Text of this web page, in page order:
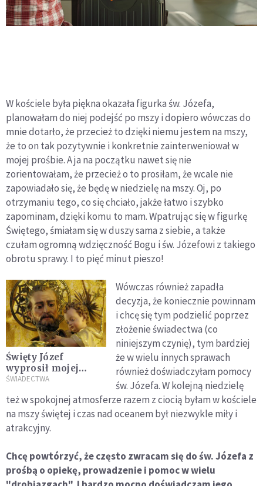
W kościele była piękna okazała figurka św. Józefa,
planowałam do niej podejść po mszy i dopiero wówczas do
mnie dotarło, że przecież to dzięki niemu jestem na mszy,
że to on tak pozytywnie i konkretnie zainterweniował w
mojej prośbie. A ja na początku nawet się nie
zorientowałam, że przecież o to prosiłam, że wcale nie
zapowiadało się, że będę w niedzielę na mszy. Oj, po
otrzymaniu tego, co się chciało, jakże łatwo i szybko
zapominam, dzięki komu to mam. Wpatrując się w figurkę
Świętego, śmiałam się w duszy sama z siebie, a także
czułam ogromną wdzięczność Bogu i św. Józefowi z takiego
obrotu sprawy. I to pięć minut pieszo!
Święty Józef
wyprosił mojej
mamie dobrą śmierć
ŚWIADECTWA
Wówczas również zapadła
decyzja, że koniecznie powinnam
i chcę się tym podzielić poprzez
złożenie świadectwa (co
niniejszym czynię), tym bardziej
że w wielu innych sprawach
również doświadczyłam pomocy
św. Józefa. W kolejną niedzielę
też w spokojnej atmosferze razem z ciocią byłam w kościele
na mszy świętej i czas nad oceanem był niezwykle miły i
atrakcyjny.
Chcę powtórzyć, że często zwracam się do św. Józefa z
prośbą o opiekę, prowadzenie i pomoc w wielu